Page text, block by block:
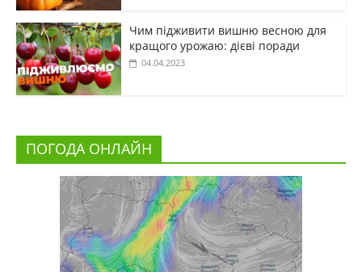
Чим підживити вишню весною для
кращого урожаю: дієві поради
04.04.2023
ПОГОДА ОНЛАЙН